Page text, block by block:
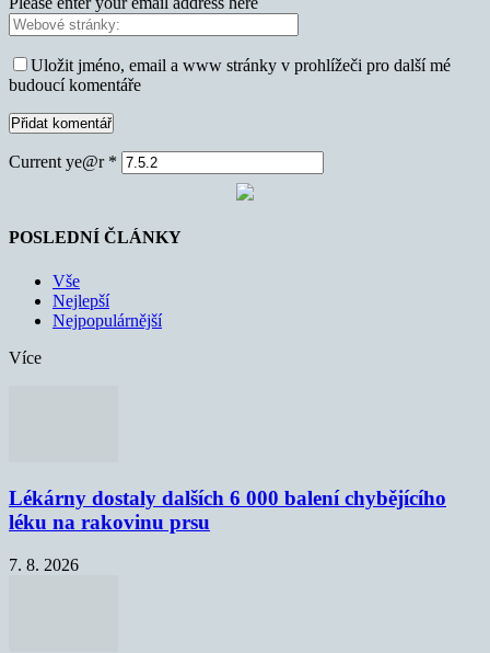
Uložit jméno, email a www stránky v prohlížeči pro další mé
budoucí komentáře
Current ye@r *
POSLEDNÍ ČLÁNKY
Vše
Nejlepší
Nejpopulárnější
Více
Lékárny dostaly dalších 6 000 balení chybějícího
léku na rakovinu prsu
7. 8. 2026